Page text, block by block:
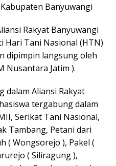
Banyuwangi
Rakyat Banyuwangi
Hari Tani Nasional (HTN)
dipimpin langsung oleh
Nusantara Jatim ).
dalam Aliansi Rakyat
tergabung dalam
Serikat Tani Nasional,
Tambang, Petani dari
( Wongsorejo ), Pakel (
( Siliragung ),